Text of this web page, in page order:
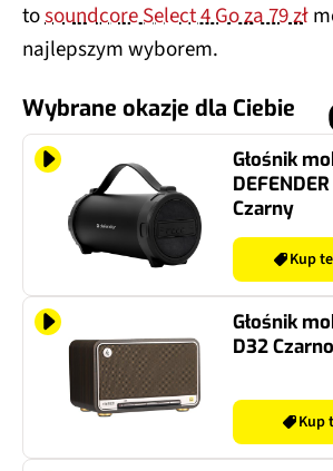
tosoundcore Select 4 Go za 79 zł
najlepszym wyborem.
Wybrane okazje dla Ciebie
Głośnik
Czarny
Kup
Głośnik
D32
Kup